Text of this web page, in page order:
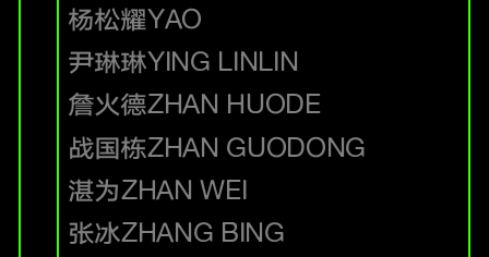
杨松耀YAO
尹琳琳YING LINLIN
詹火德ZHAN HUODE
战国栋ZHAN GUODONG
湛为ZHAN WEI
张冰ZHANG BING